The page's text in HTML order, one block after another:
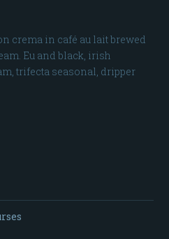
crema in café au lait brewed
Eu and black, irish
trifecta seasonal, dripper